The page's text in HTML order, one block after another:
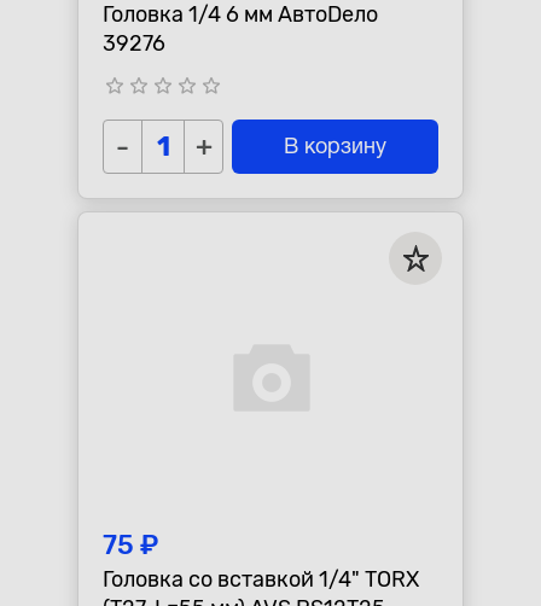
Головка 1/4 6 мм АвтоDело
39276
star_border star_border star_border star_border star_border
- + В корзину
75 ₽
Головка со вставкой 1/4" TORX